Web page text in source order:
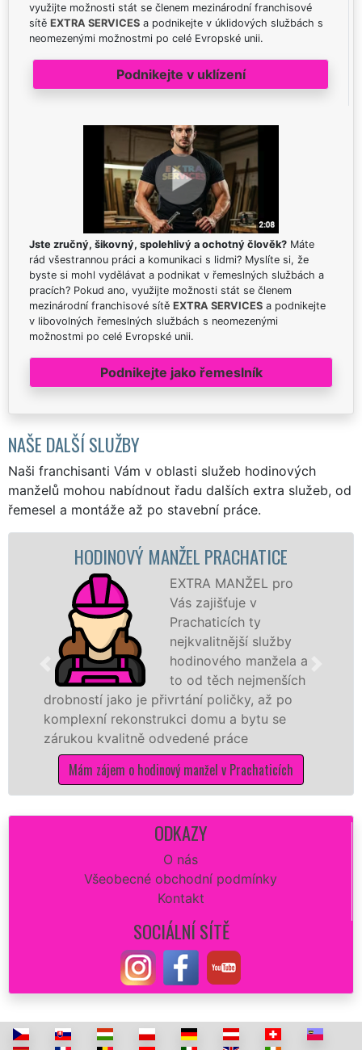
využijte možnosti stát se členem mezinárodní franchisové
sítě EXTRA SERVICES a podnikejte v úklidových službách s
neomezenými možnostmi po celé Evropské unii.
Podnikejte v uklízení
Jste zručný, šikovný, spolehlivý a ochotný člověk? Máte
rád všestrannou práci a komunikaci s lidmi? Myslíte si, že
byste si mohl vydělávat a podnikat v řemeslných službách a
pracích? Pokud ano, využijte možnosti stát se členem
mezinárodní franchisové sítě EXTRA SERVICES a podnikejte
v libovolných řemeslných službách s neomezenými
možnostmi po celé Evropské unii.
Podnikejte jako řemeslník
NAŠE DALŠÍ SLUŽBY
Naši franchisanti Vám v oblasti služeb hodinových
manželů mohou nabídnout řadu dalších extra služeb, od
řemesel a montáže až po stavební práce.
MANŽEL PRACHATICE
EXTRA MANŽEL pro
Vás zajišťuje v
Prachaticích ty
nejkvalitnější služby
hodinového manžela a
to od těch nejmenších
jako je přivrtání poličky, až po
rekonstrukci domu a bytu se
odvedené práce
o hodinový manžel v Prachaticích
opravu
ODKAZY
O nás
Všeobecné obchodní podmínky
Kontakt
SOCIÁLNÍ SÍTĚ